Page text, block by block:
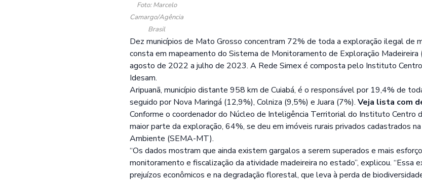
Foto: Marcelo
Camargo/Agência
Brasil
Dez municípios de Mato Grosso concentram 72% de toda a exploração ilegal de
consta em mapeamento do Sistema de Monitoramento de Exploração Madeireira
agosto de 2022 a julho de 2023. A Rede Simex é composta pelo Instituto Centro
Idesam.
Aripuanã, município distante 958 km de Cuiabá, é o responsável por 19,4% de
seguido por Nova Maringá (12,9%), Colniza (9,5%) e Juara (7%). Veja lista com
Conforme o coordenador do Núcleo de Inteligência Territorial do Instituto Centro
maior parte da exploração, 64%, se deu em imóveis rurais privados cadastrados
Ambiente (SEMA-MT).
“Os dados mostram que ainda existem gargalos a serem superados e mais
monitoramento e fiscalização da atividade madeireira no estado”, explicou. “Essa
prejuízos econômicos e na degradação florestal, que leva à perda de